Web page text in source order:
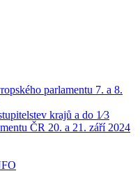
parlamentu 7. a 8.
krajů a do 1⁄3
ČR 20. a 21. září 2024